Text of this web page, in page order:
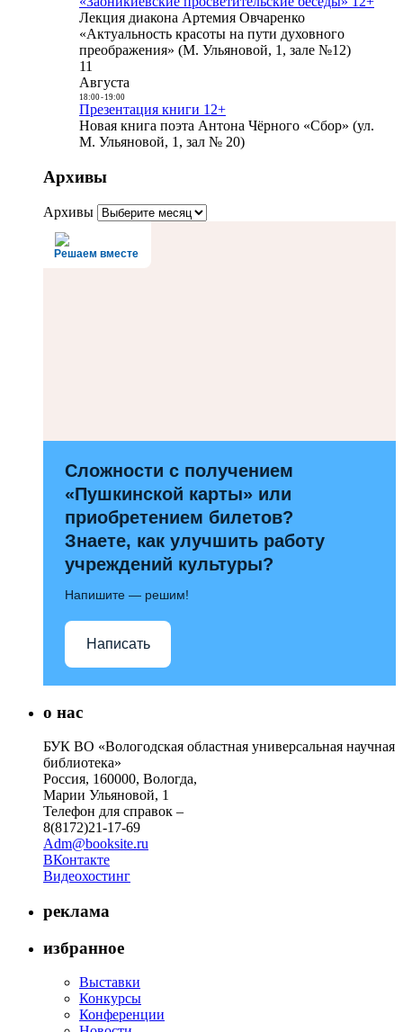
Лекция диакона Артемия Овчаренко
«Актуальность красоты на пути духовного
преображения» (М. Ульяновой, 1, зале №12)
11
Августа
18:00- 19:00
Презентация книги 12+
Новая книга поэта Антона Чёрного «Сбор» (ул.
М. Ульяновой, 1, зал № 20)
Архивы
Архивы
Решаем вместе
Сложности с получением
«Пушкинской карты» или
приобретением билетов?
Знаете, как улучшить работу
учреждений культуры?
Напишите — решим!
Написать
о нас
БУК ВО «Вологодская областная универсальная научная
библиотека»
Россия, 160000, Вологда,
Марии Ульяновой, 1
Телефон для справок –
8(8172)21-17-69
Adm@booksite.ru
ВКонтакте
Видеохостинг
реклама
избранное
Выставки
Конкурсы
Конференции